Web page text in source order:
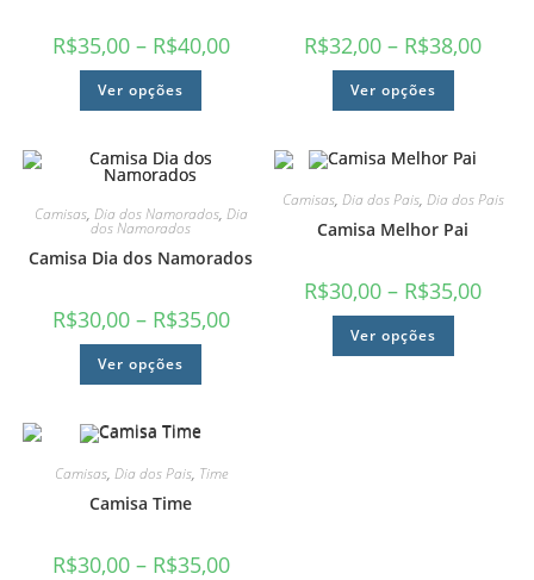
R$35,00 – R$40,00
Ver opções
R$32,00 – R$38,00
Ver opções
Camisas, Dia dos Namorados, Dia
dos Namorados
Camisa Dia dos Namorados
R$30,00 – R$35,00
Ver opções
Camisas, Dia dos Pais, Dia dos Pais
Camisa Melhor Pai
R$30,00 – R$35,00
Ver opções
Camisas, Dia dos Pais, Time
Camisa Time
R$30,00 – R$35,00